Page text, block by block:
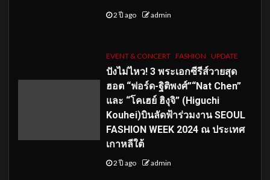
2 ปี ago admin
EVENT & CONCERT FASHION UPDATE
ปังไม่ไหว! 3 พระเอกซีรีส์วายสุด
ฮอต “ฟอร์ด-ฐิติพงศ์”“Nat Chen”
และ “โคเฮย์ ฮิงุจิ” (Higuchi
Kouhei)บินลัดฟ้าร่วมงาน SEOUL
FASHION WEEK 2024 ณ ประเทศ
เกาหลีใต้
2 ปี ago admin